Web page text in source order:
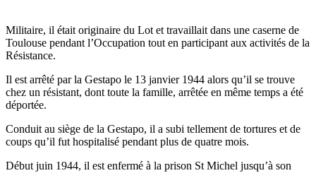
Militaire, il était originaire du Lot et travaillait dans une caserne de
Toulouse pendant l’Occupation tout en participant aux activités de la
Résistance.
Il est arrêté par la Gestapo le 13 janvier 1944 alors qu’il se trouve
chez un résistant, dont toute la famille, arrêtée en même temps a été
déportée.
Conduit au siège de la Gestapo, il a subi tellement de tortures et de
coups qu’il fut hospitalisé pendant plus de quatre mois.
Début juin 1944, il est enfermé à la prison St Michel jusqu’à son